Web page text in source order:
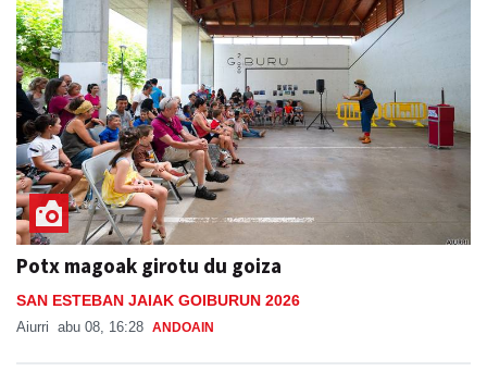
Potx magoak girotu du goiza
SAN ESTEBAN JAIAK GOIBURUN 2026
Aiurri abu 08, 16:28 ANDOAIN